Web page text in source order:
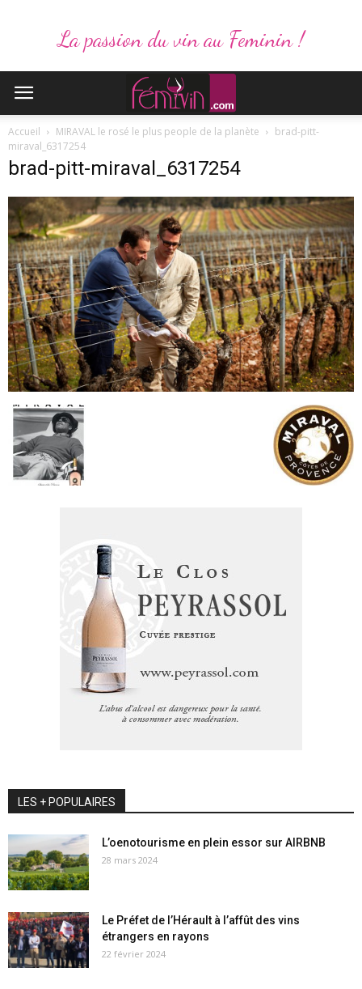
La passion du vin au Feminin !
Accueil MIRAVAL le rosé le plus people de la planète
brad-pitt-
miraval_6317254
brad-pitt-miraval_6317254
LES + POPULAIRES
L’oenotourisme en plein essor sur AIRBNB
28 mars 2024
Le Préfet de l’Hérault à l’affût des vins
étrangers en rayons
22 février 2024